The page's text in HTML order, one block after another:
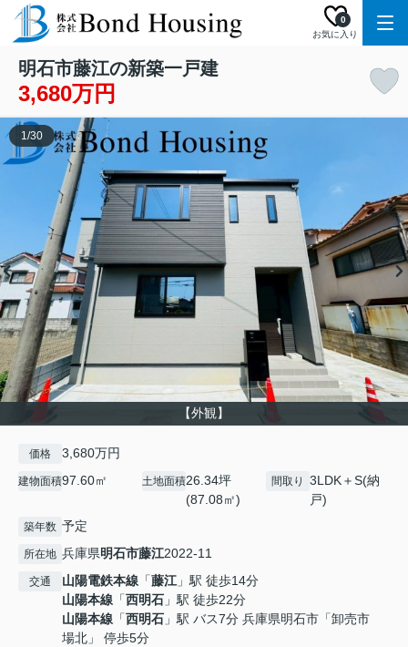
お気に入り
0
明石市藤江の新築一戸建
3,680万円
【外観】
1/30
価格 3,680万円
建物面積97.60㎡ 土地面積26.34坪
(87.08㎡)
間取り
3LDK＋S(納
戸)
築年数 予定
所在地 兵庫県明石市藤江2022-11
交通 山陽電鉄本線 「藤江」駅 徒歩14分
山陽本線 「西明石 」駅 徒歩22分
山陽本線 「西明石 」駅 バス7分 兵庫県明石市「卸売市
場北」 停歩5分